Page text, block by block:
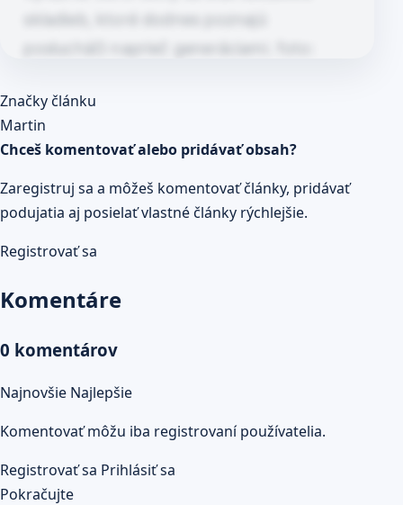
poslucháči naprieč generáciami. foto:
Článok pokračuje po kliknutí
Značky článku
Martin
Chceš komentovať alebo pridávať obsah?
Zaregistruj sa a môžeš komentovať články, pridávať
podujatia aj posielať vlastné články rýchlejšie.
Registrovať sa
Komentáre
0 komentárov
Najnovšie Najlepšie
Komentovať môžu iba registrovaní používatelia.
Registrovať sa Prihlásiť sa
Pokračujte